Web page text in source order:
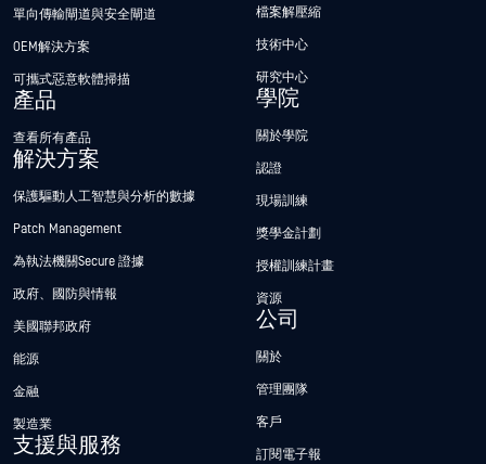
單向傳輸閘道與安全閘道
OEM解決方案
可攜式惡意軟體掃描
產品
查看所有產品
解決方案
保護驅動人工智慧與分析的數據
Patch Management
為執法機關Secure 證據
政府、國防與情報
美國聯邦政府
能源
金融
製造業
支援與服務
檔案解壓縮
技術中心
研究中心
學院
關於學院
認證
現場訓練
獎學金計劃
授權訓練計畫
資源
公司
關於
管理團隊
客戶
訂閱電子報